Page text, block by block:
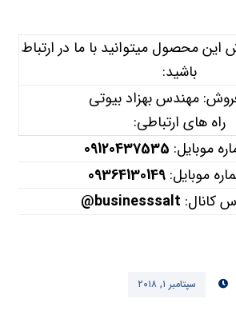
محصول میتوانید با ما در ارتباط
باشید:
مهندس بهزاد بیوتی
راه های ارتباطی:
موبایل: 09120437535
موبایل: 09364130149
کانال: businesssalt@
سپتامبر ۱, ۲۰۱۸